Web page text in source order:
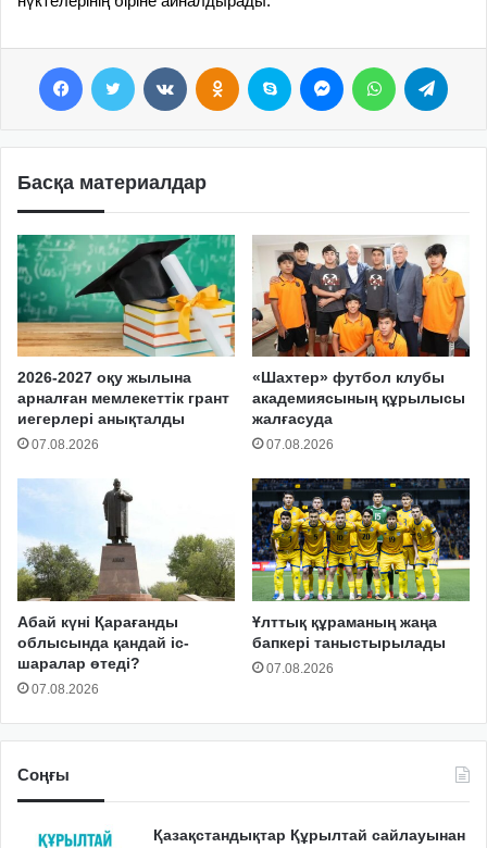
Басқа материалдар
2026-2027 оқу жылына
арналған мемлекеттік грант
иегерлері анықталды
07.08.2026
«Шахтер» футбол клубы
академиясының құрылысы
жалғасуда
07.08.2026
Абай күні Қарағанды
облысында қандай іс-
шаралар өтеді?
07.08.2026
Ұлттық құраманың жаңа
бапкері таныстырылады
07.08.2026
Соңғы
Қазақстандықтар Құрылтай сайлауынан